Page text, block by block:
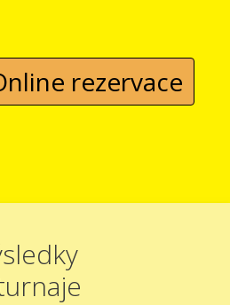
rezervace